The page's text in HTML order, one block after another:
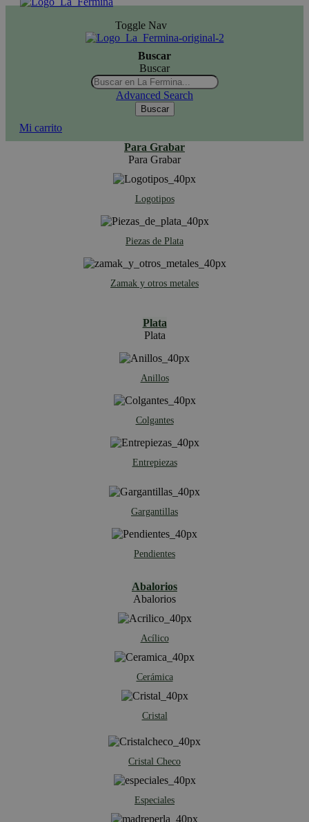
Toggle Nav
Buscar
Buscar
Advanced Search
Buscar
Mi carrito
Para Grabar
Para Grabar
Logotipos
Piezas de Plata
Zamak y otros metales
Plata
Plata
Anillos
Colgantes
Entrepiezas
Gargantillas
Pendientes
Abalorios
Abalorios
Acílico
Cerámica
Cristal
Cristal Checo
Especiales